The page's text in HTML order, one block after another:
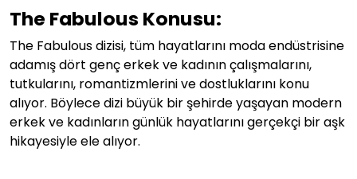
The Fabulous Konusu:
The Fabulous dizisi, tüm hayatlarını moda endüstrisine
adamış dört genç erkek ve kadının çalışmalarını,
tutkularını, romantizmlerini ve dostluklarını konu
alıyor. Böylece dizi büyük bir şehirde yaşayan modern
erkek ve kadınların günlük hayatlarını gerçekçi bir aşk
hikayesiyle ele alıyor.